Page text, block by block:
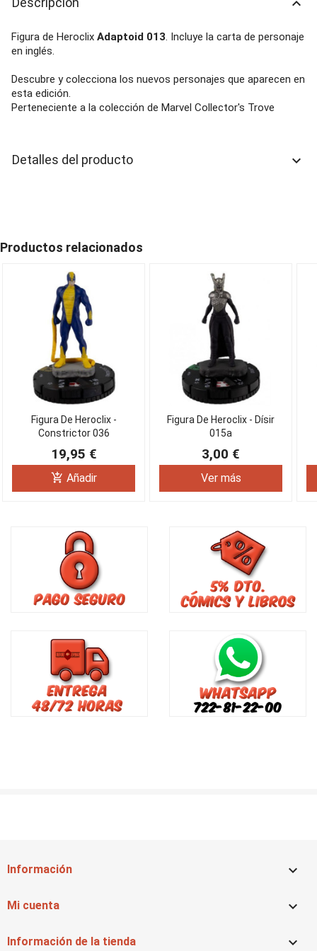
Figura de Heroclix Adaptoid 013. Incluye la carta de personaje
en inglés.
Descubre y colecciona los nuevos personajes que aparecen en
esta edición.
Perteneciente a la colección de Marvel Collector's Trove
Detalles del producto keyboard_arrow_down
Productos relacionados
Figura De Heroclix -
Constrictor 036
19,95 €
add_shopping_cart Añadir
Figura De Heroclix - Dísir
015a
3,00 €
Ver más
Información 
Mi cuenta 
Información de la tienda 